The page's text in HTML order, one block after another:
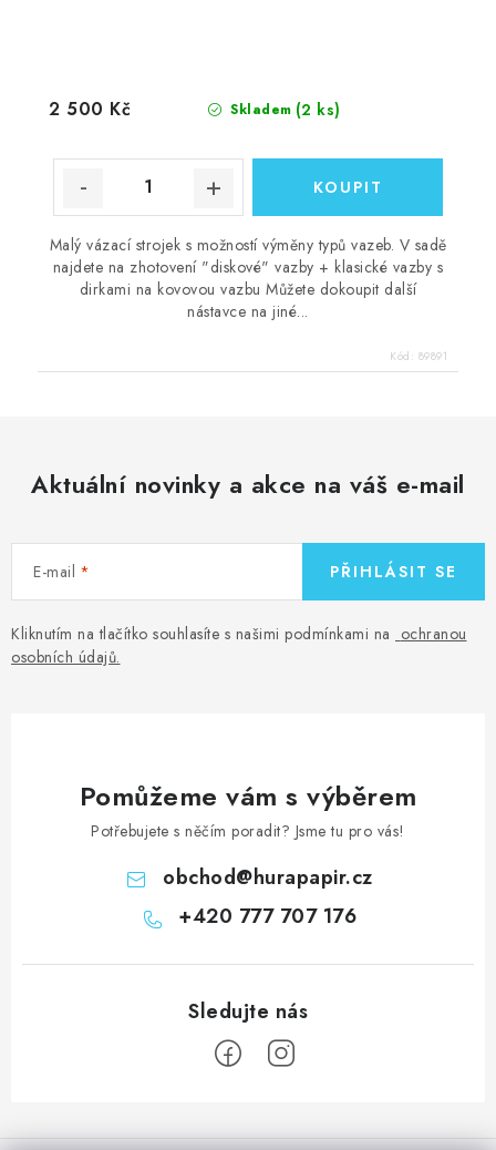
Skladem (2 ks)
2 500 Kč
Malý vázací strojek s možností výměny typů vazeb. V sadě
najdete na zhotovení "diskové" vazby + klasické vazby s
dirkami na kovovou vazbu Můžete dokoupit další
nástavce na jiné...
Kód: 89891
Aktuální novinky a akce na váš e-mail
E-mail
Kliknutím na tlačítko souhlasíte s našimi podmínkami na ochranou
osobních údajů.
PŘIHLÁSIT SE
Pomůžeme vám s výběrem
Potřebujete s něčím poradit? Jsme tu pro vás!
obchod@hurapapir.cz
+420 777 707 176